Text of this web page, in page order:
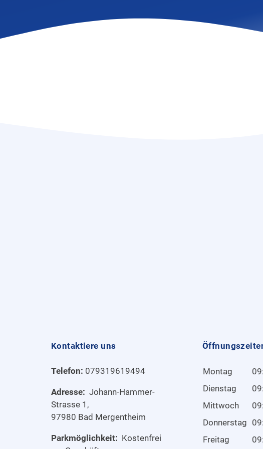
Kontaktiere uns
Telefon: 079319619494
Adresse: Johann-Hammer-
Strasse 1,
97980 Bad Mergentheim
Parkmöglichkeit: Kostenfrei
Montag
Dienstag
Mittwoch
Donnerstag
Freitag